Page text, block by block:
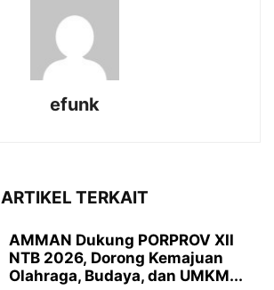
efunk
ARTIKEL TERKAIT
AMMAN Dukung PORPROV XII
NTB 2026, Dorong Kemajuan
Olahraga, Budaya, dan UMKM...